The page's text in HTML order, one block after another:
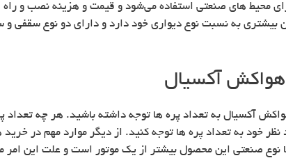
محیط های صنعتی استفاده می‌شود و قیمت و هزینه نصب و
بیشتری به نسبت نوع دیواری خود دارد و دارای دو نوع سقفی و
هواکش آکسیال
آکسیال به تعداد پره ها توجه داشته باشید. هر چه
نظر خود به تعداد پره ها توجه کنید. از دیگر موارد مهم در
نوع صنعتی این محصول بیشتر از یک موتور است و علت این